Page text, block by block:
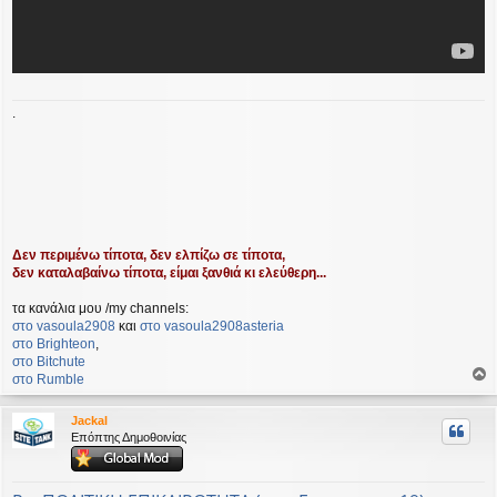
Δεν περιμένω τίποτα, δεν ελπίζω σε τίποτα,
δεν καταλαβαίνω τίποτα, είμαι ξανθιά κι ελεύθερη...
τα κανάλια μου /my channels:
στο vasoula2908 και στο vasoula2908asteria
στο Βrighteon
στο Bitchute
στο Rumble
ρ
Jackal
Επόπτης Δημοθοινίας